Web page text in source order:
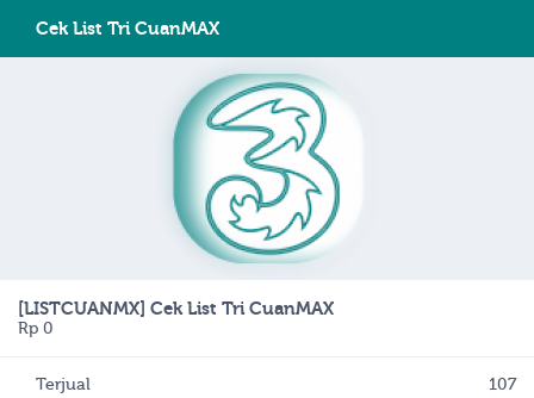
Cek List Tri CuanMAX
[LISTCUANMX] Cek List Tri CuanMAX
Rp 0
Terjual 107